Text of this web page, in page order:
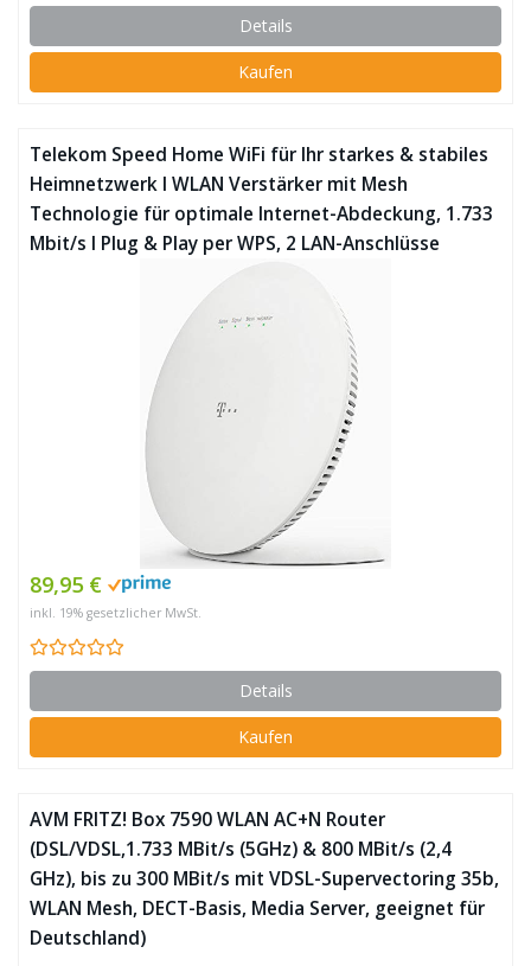
Details
Kaufen
Telekom Speed Home WiFi für Ihr starkes & stabiles
Heimnetzwerk I WLAN Verstärker mit Mesh
Technologie für optimale Internet-Abdeckung, 1.733
Mbit/s I Plug & Play per WPS, 2 LAN-Anschlüsse
89,95 €
inkl. 19% gesetzlicher MwSt.
Details
Kaufen
AVM FRITZ! Box 7590 WLAN AC+N Router
(DSL/VDSL,1.733 MBit/s (5GHz) & 800 MBit/s (2,4
GHz), bis zu 300 MBit/s mit VDSL-Supervectoring 35b,
WLAN Mesh, DECT-Basis, Media Server, geeignet für
Deutschland)